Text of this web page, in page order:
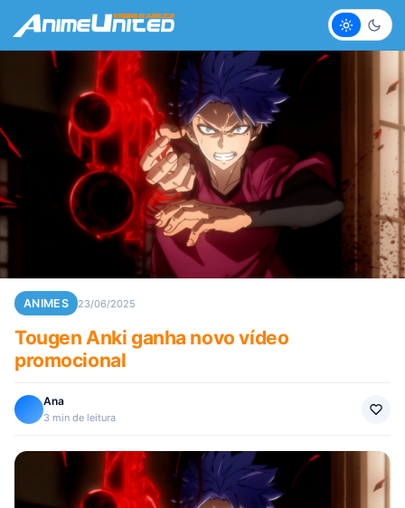
Claro
ANIMES 23/06/2025
Tougen Anki ganha novo vídeo
promocional
Ana
3 min de leitura